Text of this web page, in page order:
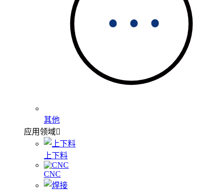
其他
应用领域
上下料
CNC